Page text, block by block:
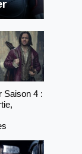
Saison 4 :